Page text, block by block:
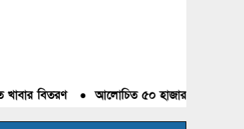
বিতরণ● আলোচিত ৫০ হাজার পিস ইয়াবা